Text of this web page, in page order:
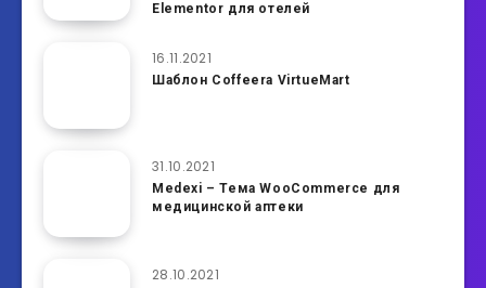
Elementor для отелей
16.11.2021
Шаблон Coffeera VirtueMart
31.10.2021
Medexi – Тема WooCommerce для
медицинской аптеки
28.10.2021